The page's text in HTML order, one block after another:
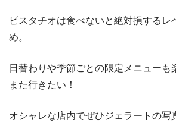
ピスタチオは食べないと絶対損するレ
め。
日替わりや季節ごとの限定メニューも
また行きたい！
オシャレな店内でぜひジェラートの写